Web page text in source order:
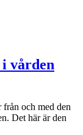
vården
och med den
Det här är den